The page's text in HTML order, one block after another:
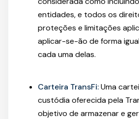
entidades, e todos os
proteções e limitações
aplicar-se-ão de forma
cada uma delas.
Carteira TransFi:Uma
custódia oferecida pela
objetivo de armazenar e